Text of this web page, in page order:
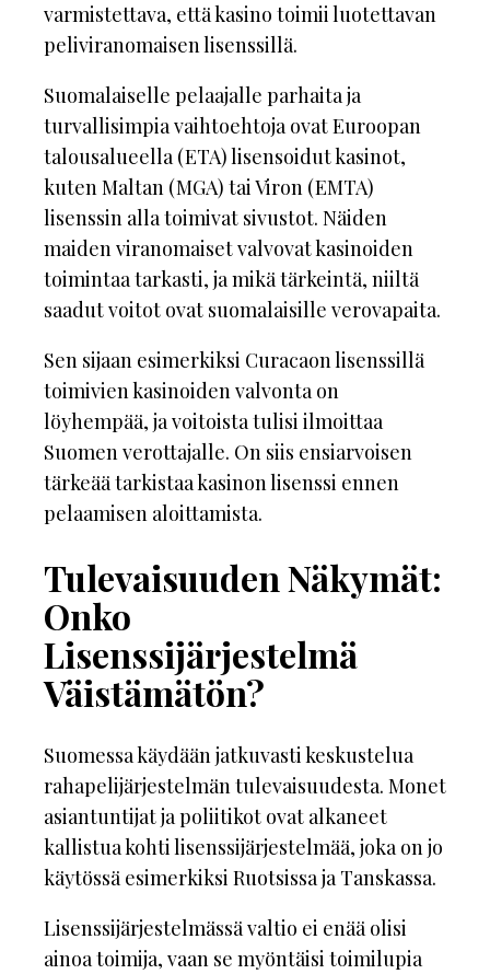
varmistettava, että kasino toimii luotettavan
peliviranomaisen lisenssillä.
Suomalaiselle pelaajalle parhaita ja
turvallisimpia vaihtoehtoja ovat Euroopan
talousalueella (ETA) lisensoidut kasinot,
kuten Maltan (MGA) tai Viron (EMTA)
lisenssin alla toimivat sivustot. Näiden
maiden viranomaiset valvovat kasinoiden
toimintaa tarkasti, ja mikä tärkeintä, niiltä
saadut voitot ovat suomalaisille verovapaita.
Sen sijaan esimerkiksi Curacaon lisenssillä
toimivien kasinoiden valvonta on
löyhempää, ja voitoista tulisi ilmoittaa
Suomen verottajalle. On siis ensiarvoisen
tärkeää tarkistaa kasinon lisenssi ennen
pelaamisen aloittamista.
Tulevaisuuden Näkymät:
Onko
Lisenssijärjestelmä
Väistämätön?
Suomessa käydään jatkuvasti keskustelua
rahapelijärjestelmän tulevaisuudesta. Monet
asiantuntijat ja poliitikot ovat alkaneet
kallistua kohti lisenssijärjestelmää, joka on jo
käytössä esimerkiksi Ruotsissa ja Tanskassa.
Lisenssijärjestelmässä valtio ei enää olisi
ainoa toimija, vaan se myöntäisi toimilupia